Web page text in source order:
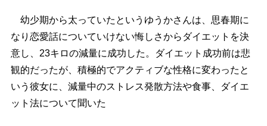
幼少期から太っていたというゆうかさんは、思春期に
なり恋愛話についていけない悔しさからダイエットを決
意し、23キロの減量に成功した。ダイエット成功前は悲
観的だったが、積極的でアクティブな性格に変わったと
いう彼女に、減量中のストレス発散方法や食事、ダイエ
ット法について聞いた